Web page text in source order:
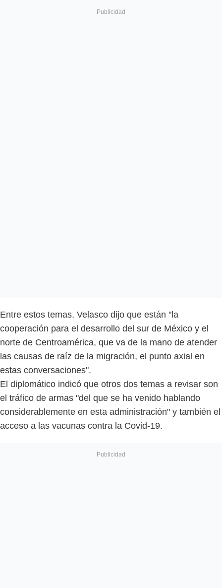
Entre estos temas, Velasco dijo que están "la
cooperación para el desarrollo del sur de México y el
norte de Centroamérica, que va de la mano de atender
las causas de raíz de la migración, el punto axial en
estas conversaciones".
El diplomático indicó que otros dos temas a revisar son
el tráfico de armas "del que se ha venido hablando
considerablemente en esta administración" y también el
acceso a las vacunas contra la Covid-19.